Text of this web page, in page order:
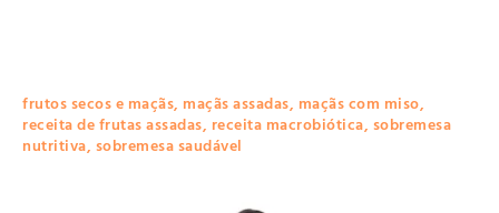
frutos secos e maçãs, maçãs assadas, maçãs com miso,
receita de frutas assadas, receita macrobiótica, sobremesa
nutritiva, sobremesa saudável